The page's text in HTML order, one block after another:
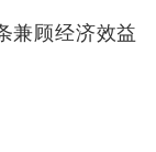
兼顾经济效益